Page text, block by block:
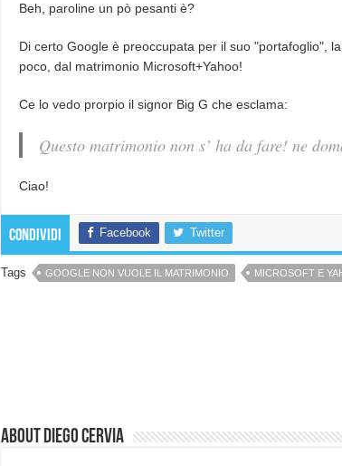
Beh, paroline un pò pesanti è?
Di certo Google è preoccupata per il suo "portafoglio",
poco, dal matrimonio Microsoft+Yahoo!
Ce lo vedo prorpio il signor Big G che esclama:
Questo matrimonio non s’ ha da fare! ne
Ciao!
Condividi Facebook Twitter
Tags GOOGLE NON VUOLE IL MATRIMONIO MICROSOFT E
About Diego Cervia